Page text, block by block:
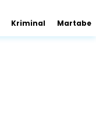
Kriminal Martabe